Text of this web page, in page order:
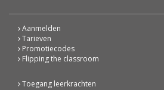
Aanmelden
Tarieven
Promotiecodes
Flipping the classroom
Toegang leerkrachten